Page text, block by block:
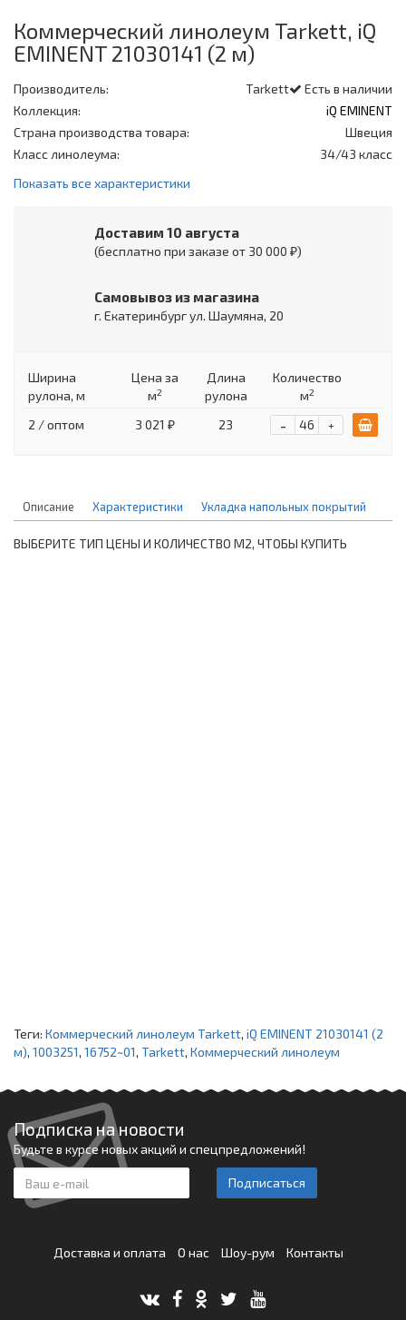
Коммерческий линолеум Tarkett, iQ
EMINENT 21030141 (2 м)
Есть в наличии
Производитель:
Tarkett
Коллекция:
iQ EMINENT
Страна производства товара:
Швеция
Класс линолеума:
34/43 класс
Показать все характеристики
Доставим 10 августа
(бесплатно при заказе от 30 000 ₽)
Самовывоз из магазина
г. Екатеринбург ул. Шаумяна, 20
Ширина
рулона, м
Цена за
м2
Длина
рулона
Количество
м2
2 / оптом 3 021 ₽ 23 +
-
Описание Характеристики Укладка напольных покрытий
ВЫБЕРИТЕ ТИП ЦЕНЫ И КОЛИЧЕСТВО М2, ЧТОБЫ КУПИТЬ
Теги: Коммерческий линолеум Tarkett, iQ EMINENT 21030141 (2
м), 1003251, 16752~01, Tarkett, Коммерческий линолеум
Подписка на новости
Будьте в курсе новых акций и спецпредложений!
Подписаться
Доставка и оплата О нас Шоу-рум Контакты